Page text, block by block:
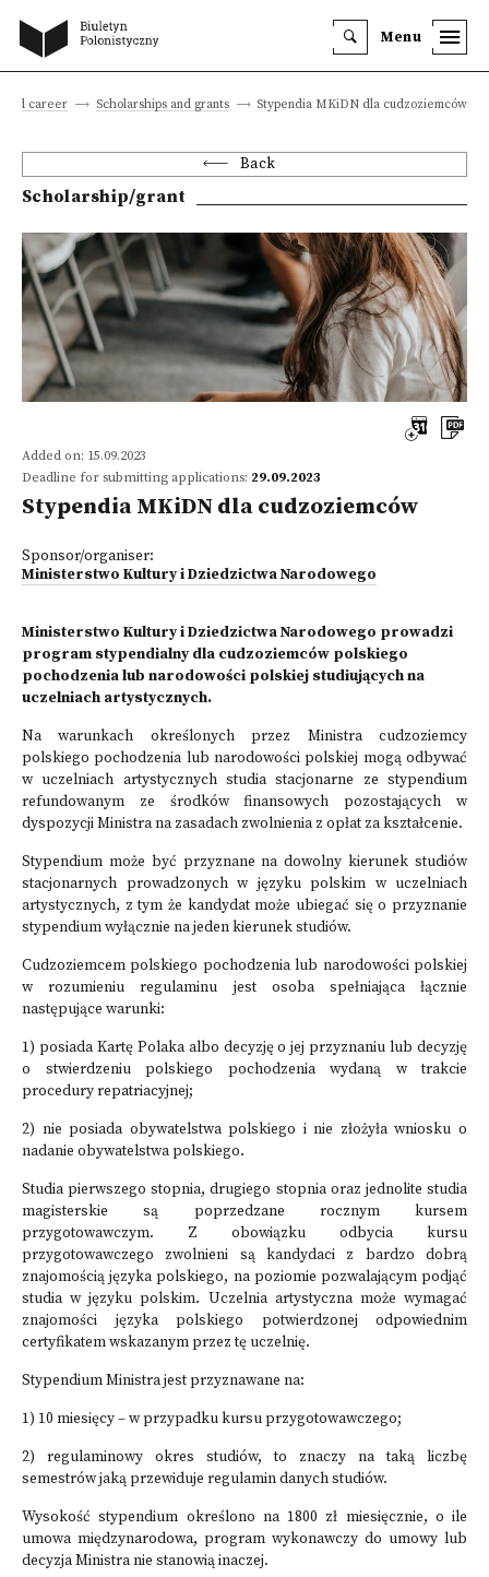
Menu
and career Scholarships and grants Stypendia MKiDN dla cudzoziemców
Back
Scholarship/grant
Added on: 15.09.2023
Deadline for submitting applications: 29.09.2023
Stypendia MKiDN dla cudzoziemców
Sponsor/organiser:
Ministerstwo Kultury i Dziedzictwa Narodowego
Ministerstwo Kultury i Dziedzictwa Narodowego prowadzi
program stypendialny dla cudzoziemców polskiego
pochodzenia lub narodowości polskiej studiujących na
uczelniach artystycznych.
Na warunkach określonych przez Ministra cudzoziemcy
polskiego pochodzenia lub narodowości polskiej mogą odbywać
w uczelniach artystycznych studia stacjonarne ze stypendium
refundowanym ze środków finansowych pozostających w
dyspozycji Ministra na zasadach zwolnienia z opłat za kształcenie.
Stypendium może być przyznane na dowolny kierunek studiów
stacjonarnych prowadzonych w języku polskim w uczelniach
artystycznych, z tym że kandydat może ubiegać się o przyznanie
stypendium wyłącznie na jeden kierunek studiów.
Cudzoziemcem polskiego pochodzenia lub narodowości polskiej
w rozumieniu regulaminu jest osoba spełniająca łącznie
następujące warunki:
1) posiada Kartę Polaka albo decyzję o jej przyznaniu lub decyzję
o stwierdzeniu polskiego pochodzenia wydaną w trakcie
procedury repatriacyjnej;
2) nie posiada obywatelstwa polskiego i nie złożyła wniosku o
nadanie obywatelstwa polskiego.
Studia pierwszego stopnia, drugiego stopnia oraz jednolite studia
magisterskie są poprzedzane rocznym kursem
przygotowawczym. Z obowiązku odbycia kursu
przygotowawczego zwolnieni są kandydaci z bardzo dobrą
znajomością języka polskiego, na poziomie pozwalającym podjąć
studia w języku polskim. Uczelnia artystyczna może wymagać
znajomości języka polskiego potwierdzonej odpowiednim
certyfikatem wskazanym przez tę uczelnię.
Stypendium Ministra jest przyznawane na:
1) 10 miesięcy – w przypadku kursu przygotowawczego;
2) regulaminowy okres studiów, to znaczy na taką liczbę
semestrów jaką przewiduje regulamin danych studiów.
Wysokość stypendium określono na 1800 zł miesięcznie, o ile
umowa międzynarodowa, program wykonawczy do umowy lub
decyzja Ministra nie stanowią inaczej.